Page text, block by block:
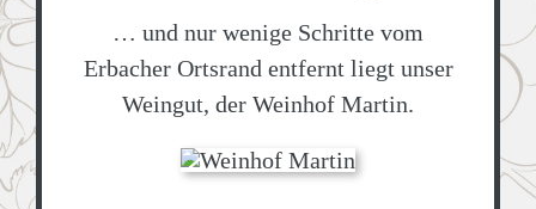
… und nur wenige Schritte vom
Erbacher Ortsrand entfernt liegt unser
Weingut, der Weinhof Martin.